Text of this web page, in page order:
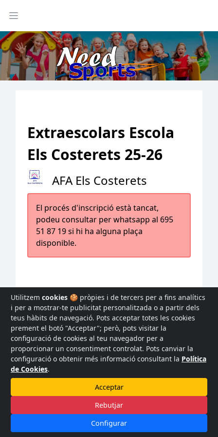
Abrir menu
Extraescolars Escola
Els Costerets 25-26
AFA Els Costerets
El procés d'inscripció està tancat,
podeu consultar per whatsapp al 695
51 87 19 si hi ha alguna plaça
disponible.
Needsports, serveis esportius i de lleure. C/ Llibertat 116
Bajos Vilanova i la Geltrú 08800 -info@needsports.cat
legal-Política de privacidad-Política de cookies-Protocol
COVID-19
Utilitzem cookies 🍪 pròpies i de tercers per a fins analítics
i per a mostrar-te publicitat personalitzada o a partir dels
teus hàbits de navegació. Pots acceptar totes les cookies
prement el botó "Acceptar"; però, pots visitar la
configuració de cookies al teu navegador per a
proporcionar un consentiment controlat. Pots canviar la
configuració o obtenir més informació consultant la Política
de Cookies.
Acceptar
Rebutjar
Configurar